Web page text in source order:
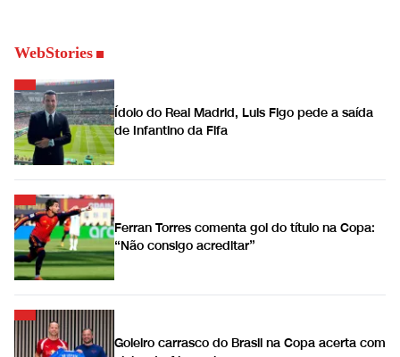
WebStories
Ídolo do Real Madrid, Luis Figo pede a saída
de Infantino da Fifa
Ferran Torres comenta gol do título na Copa:
“Não consigo acreditar”
Goleiro carrasco do Brasil na Copa acerta com